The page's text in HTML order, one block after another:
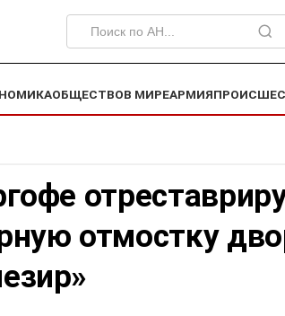
ОБЩЕСТВОВ МИРЕАРМИЯ
отмостку